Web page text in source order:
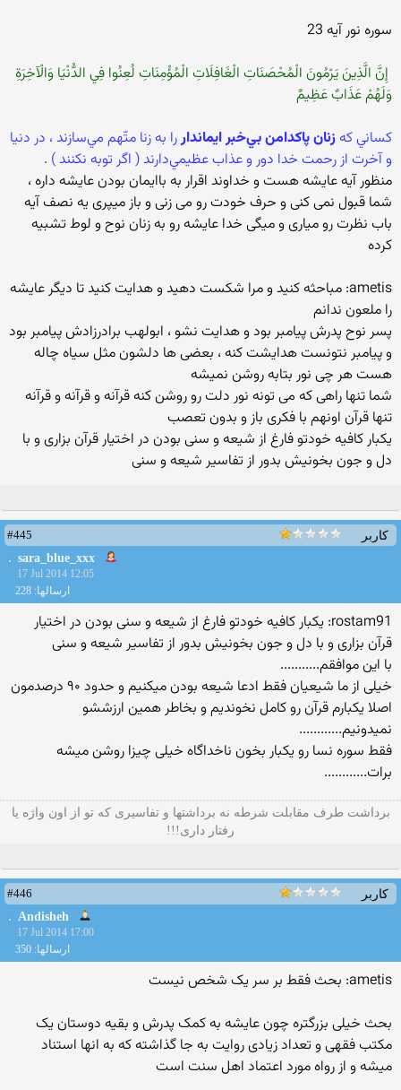
سوره نور آيه 23
‏ إِنَّ الَّذِينَ يَرْمُونَ الْمُحْصَنَاتِ الْغَافِلَاتِ الْمُؤْمِنَاتِ لُعِنُوا فِي الدُّنْيَا وَالْآخِرَةِ
وَلَهُمْ عَذَابٌ عَظِيمٌ ‏
‏كساني كه زنان پاكدامن بي‌خبر ايمانداررا به زنا متّهم مي‌سازند ، در دنيا
و آخرت از رحمت خدا دور و عذاب عظيمي‌دارند ( اگر توبه نكنند ) .‏
منظور آیه عایشه هست و خداوند اقرار به باایمان بودن عایشه داره ،
شما قبول نمی کنی و حرف خودت رو می زنی و باز میپری یه نصف آیه
باب نظرت رو میاری و میگی خدا عایشه رو به زنان نوح و لوط تشبیه
کرده
ametis: مباحثه کنید و مرا شکست دهید و هدایت کنید تا دیگر عایشه
را ملعون ندانم
پسر نوح پدرش پیامبر بود و هدایت نشو ، ابولهب برادرزادش پیامبر بود
و پیامبر نتونست هدایشت کنه ، بعضی ها دلشون مثل سیاه چاله
هست هر چی نور بتابه روشن نمیشه
شما تنها راهی که می تونه نور دلت رو روشن کنه قرآنه و قرآنه و قرآنه
تنها قرآن اونهم با فکری باز و بدون تعصب
یکبار کافیه خودتو فارغ از شیعه و سنی بودن در اختیار قرآن بزاری و با
دل و جون بخونیش بدور از تفاسیر شیعه و سنی
کاربر
#445
sara_blue_xxx
17 Jul 2014 12:05
ارسالها: 228
rostam91: یکبار کافیه خودتو فارغ از شیعه و سنی بودن در اختیار
قرآن بزاری و با دل و جون بخونیش بدور از تفاسیر شیعه و سنی
با این موافقم...........
خیلی از ما شیعیان فقط ادعا شیعه بودن میکنیم و حدود ۹۰ درصدمون
اصلا یکبارم قرآن رو کامل نخوندیم و بخاطر همین ارزششو
نمیدونیم............
فقط سوره نسا رو یکبار بخون ناخداگاه خیلی چیزا روشن میشه
برات............
برداشت طرف مقابلت شرطه نه برداشتها و تفاسیری که تو از اون واژه یا
رفتار داری!!!
کاربر
#446
Andisheh
17 Jul 2014 17:00
ارسالها: 350
ametis: بحث فقط بر سر یک شخص نیست
بحث خیلی بزرگتره چون عایشه به کمک پدرش و بقیه دوستان یک
مکتب فقهی و تعداد زیادی روایت به جا گذاشته که به انها استناد
میشه و از رواه مورد اعتماد اهل سنت است